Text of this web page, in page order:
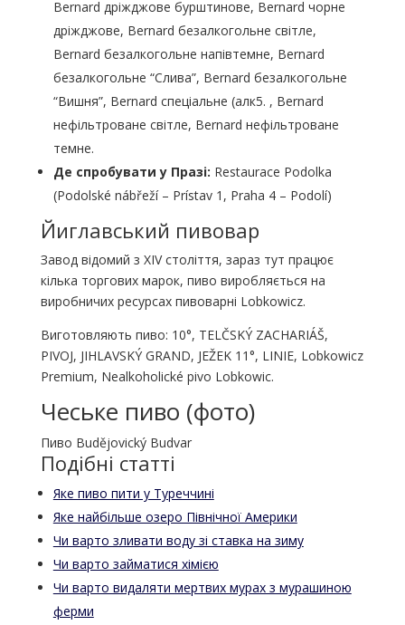
Bernard дріжджове бурштинове, Bernard чорне
дріжджове, Bernard безалкогольне світле,
Bernard безалкогольне напівтемне, Bernard
безалкогольне “Слива”, Bernard безалкогольне
“Вишня”, Bernard спеціальне (алк5. , Bernard
нефільтроване світле, Bernard нефільтроване
темне.
Де спробувати у Празі: Restaurace Podolka
(Podolské nábřeží – Prístav 1, Praha 4 – Podolí)
Йиглавський пивовар
Завод відомий з XIV століття, зараз тут працює
кілька торгових марок, пиво виробляється на
виробничих ресурсах пивоварні Lobkowicz.
Виготовляють пиво: 10°, TELČSKÝ ZACHARIÁŠ,
PIVOJ, JIHLAVSKÝ GRAND, JEŽEK 11°, LINIE, Lobkowicz
Premium, Nealkoholické pivo Lobkowic.
Чеське пиво (фото)
Пиво Budějovický Budvar
Подібні статті
Яке пиво пити у Туреччині
Яке найбільше озеро Північної Америки
Чи варто зливати воду зі ставка на зиму
Чи варто займатися хімією
Чи варто видаляти мертвих мурах з мурашиною
ферми